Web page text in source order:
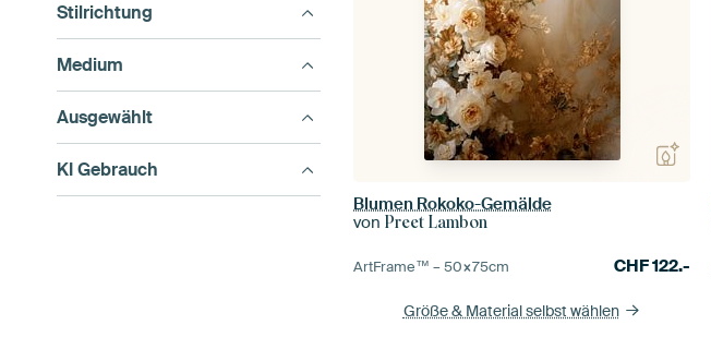
Stilrichtung
Medium
Ausgewählt
KI Gebrauch
Blumen Rokoko-Gemälde
vonPreet Lambon
ArtFrame™ –50×75cm CHF122.-
Größe & Material selbst wählen